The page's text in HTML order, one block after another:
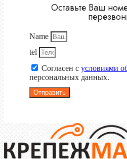
Оставьте Ваш
Name
tel
Согласен с условиями
персональных данных.
Отправить